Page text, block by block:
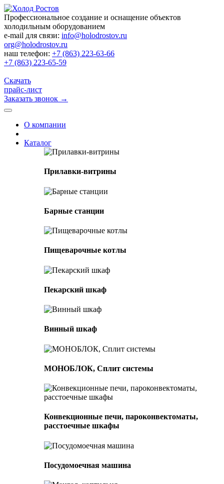
Профессиональное создание и оснащение объектов
холодильным оборудованием
e-mail для связи: info@holodrostov.ru
org@holodrostov.ru
наш телефон: +7 (863) 223-63-66
+7 (863) 223-65-59
Скачать
прайс-лист
Заказать звонок →
О компании
Каталог
Прилавки-витрины
Барные станции
Пищеварочные котлы
Пекарский шкаф
Винный шкаф
МОНОБЛОК, Сплит системы
Конвекционные печи, пароконвектоматы,
расстоечные шкафы
Посудомоечная машина